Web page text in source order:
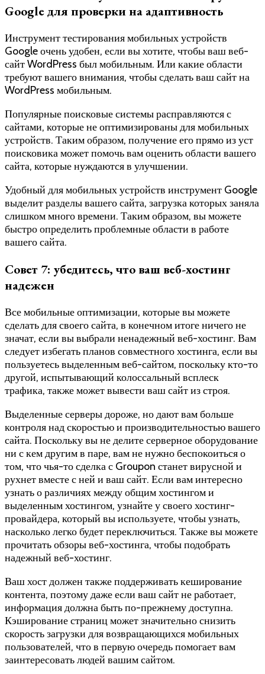
Google для проверки на адаптивность
Инструмент тестирования мобильных устройств
Google очень удобен, если вы хотите, чтобы ваш веб-
сайт WordPress был мобильным. Или какие области
требуют вашего внимания, чтобы сделать ваш сайт на
WordPress мобильным.
Популярные поисковые системы расправляются с
сайтами, которые не оптимизированы для мобильных
устройств. Таким образом, получение его прямо из уст
поисковика может помочь вам оценить области вашего
сайта, которые нуждаются в улучшении.
Удобный для мобильных устройств инструмент Google
выделит разделы вашего сайта, загрузка которых заняла
слишком много времени. Таким образом, вы можете
быстро определить проблемные области в работе
вашего сайта.
Совет 7: убедитесь, что ваш веб-хостинг
надежен
Все мобильные оптимизации, которые вы можете
сделать для своего сайта, в конечном итоге ничего не
значат, если вы выбрали ненадежный веб-хостинг. Вам
следует избегать планов совместного хостинга, если вы
пользуетесь выделенным веб-сайтом, поскольку кто-то
другой, испытывающий колоссальный всплеск
трафика, также может вывести ваш сайт из строя.
Выделенные серверы дороже, но дают вам больше
контроля над скоростью и производительностью вашего
сайта. Поскольку вы не делите серверное оборудование
ни с кем другим в паре, вам не нужно беспокоиться о
том, что чья-то сделка с Groupon станет вирусной и
рухнет вместе с ней и ваш сайт. Если вам интересно
узнать о различиях между общим хостингом и
выделенным хостингом, узнайте у своего хостинг-
провайдера, который вы используете, чтобы узнать,
насколько легко будет переключиться. Также вы можете
прочитать обзоры веб-хостинга, чтобы подобрать
надежный веб-хостинг.
Ваш хост должен также поддерживать кеширование
контента, поэтому даже если ваш сайт не работает,
информация должна быть по-прежнему доступна.
Кэширование страниц может значительно снизить
скорость загрузки для возвращающихся мобильных
пользователей, что в первую очередь помогает вам
заинтересовать людей вашим сайтом.